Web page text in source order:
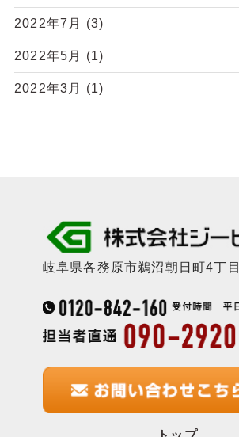
2022年7月 (3)
2022年5月 (1)
2022年3月 (1)
岐阜県各務原市鵜沼朝日町4丁